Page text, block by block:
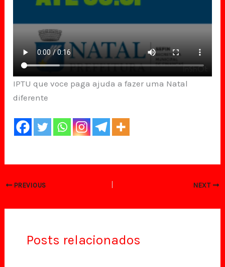
IPTU que voce paga ajuda a fazer uma Natal
diferente
PREVIOUS NEXT
Posts relacionados